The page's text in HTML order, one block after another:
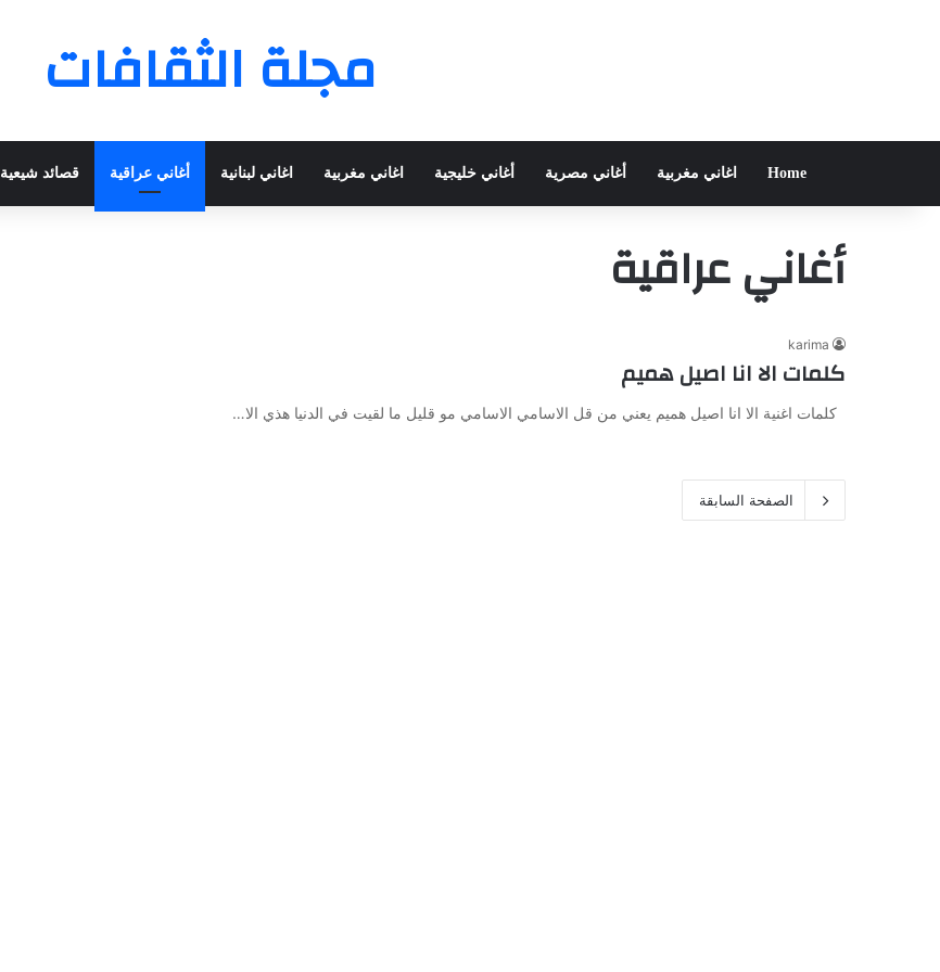
مجلة الثقافات
Home اغاني مغربية أغاني مصرية أغاني خليجية اغاني مغربية اغاني لبنانية أغاني عراقية قصائد شيعية
أغاني عراقية
karima
كلمات الا انا اصيل هميم
كلمات اغنية الا انا اصيل هميم يعني من قل الاسامي الاسامي مو قليل ما لقيت في الدنيا هذي الا…
الصفحة السابقة